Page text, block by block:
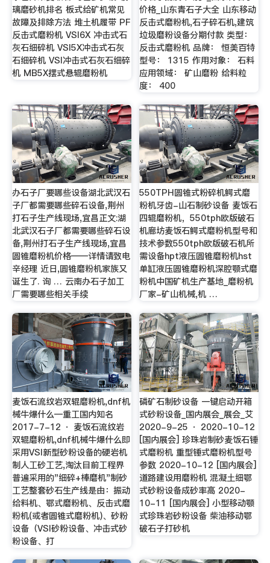
璃磨砂机排名 板式给矿机常见
故障及排除方法 堆土机履带 PF
反击式磨粉机 VSI6X 冲击式石
灰石细碎机 VSI5X冲击式石灰
石细碎机 VSI冲击式石灰石细碎
机 MB5X摆式悬辊磨粉机
价格_山东青石子大全 山东移动
反击式磨粉机,石子碎石机,建筑
垃圾磨粉设备分期付款 类型：
反击式磨粉机 品牌： 恒美百特
型号： 1315 作用对象： 石料
应用领域： 矿山磨粉 给料粒
度： 400
办石子厂要哪些设备湖北武汉石
子厂都需要哪些碎石设备,荆州
打石子生产线现场,宜昌正文:湖
北武汉石子厂都需要哪些碎石设
备,荆州打石子生产线现场,宜昌
圆锥磨粉机价格——详情请致电
辛经理 近日,圆锥磨粉机家族又
诞生了. 询 … 云南办石子加工
厂需要哪些相关手续
550TPH圆锥式粉碎机鳄式磨
粉机牙齿-山石制砂设备 麦饭石
四辊磨粉机，550tph欧版破石
机廊坊麦饭石鳄式磨粉机型号和
技术参数550tph欧版破石机所
需设备hpt液压圆锥磨粉机hst
单缸液压圆锥磨粉机深腔颚式磨
粉机中国矿机生产基地_磨粉机
厂家-矿山机械,机 …
麦饭石流纹岩双辊磨粉机,dnf机
械牛爆什么—重工国内知名
2017-7-12 · 麦饭石流纹岩
双辊磨粉机,dnf机械牛爆什么即
采用VSI新型砂粉设备的硬岩机
制人工砂工艺,淘汰目前工程界
普遍采用的"细碎+棒磨机"制砂
工艺整套砂石生产线是由：振动
给料机、鄂式磨粉机、反击式磨
粉机(或者圆锥式磨粉机)、砂粉
设备（VSI砂粉设备、冲击式砂
粉设备、打
磷矿石制砂设备 一键启动开箱
式砂粉设备_国内展会_展会_艾
2020-9-25 · 2020-10-12
[国内展会] 珍珠岩制砂麦饭石锤
式磨粉机 重型锤式磨粉机型号
参数 2020-10-12 [国内展会]
道路建设用磨粉机 混凝土细鄂
式砂粉设备成砂率高 2020-
10-11 [国内展会] 小型移动颚
式珍珠岩砂粉设备 柴油移动鄂
破石子打砂机